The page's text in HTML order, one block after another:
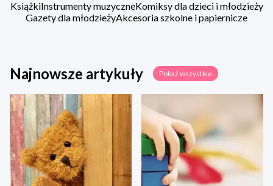
KsiążkiInstrumenty muzyczneKomiksy dla dzieci i młodzieży
Gazety dla młodzieżyAkcesoria szkolne i papiernicze
Najnowsze artykuły Pokaż wszystkie